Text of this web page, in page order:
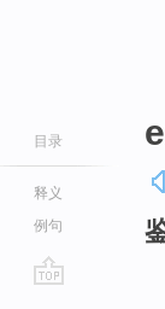
目录
释义
例句